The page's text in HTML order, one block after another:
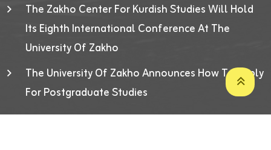
The Zakho Center For Kurdish Studies Will Hold
Its Eighth International Conference At The
University Of Zakho
The University Of Zakho Announces How To Apply
For Postgraduate Studies